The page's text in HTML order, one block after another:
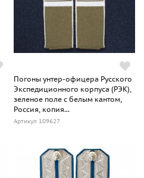
Погоны унтер-офицера Русского
Экспедиционного корпуса (РЭК),
зеленое поле с белым кантом,
Россия, копия...
Артикул 109627